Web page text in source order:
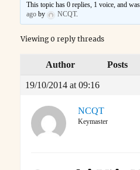
This topic has 0 replies, 1 voice, and
agoby NCQT.
Viewing 0 reply threads
Author Posts
19/10/2014 at 09:16
NCQT
Keymaster